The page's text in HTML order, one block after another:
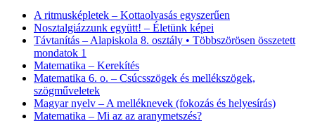
A ritmusképletek – Kottaolvasás egyszerűen
Nosztalgiázzunk együtt! – Életünk képei
Távtanítás – Alapiskola 8. osztály • Többszörösen összetett
mondatok 1
Matematika – Kerekítés
Matematika 6. o. – Csúcsszögek és mellékszögek,
szögműveletek
Magyar nyelv – A melléknevek (fokozás és helyesírás)
Matematika – Mi az az aranymetszés?